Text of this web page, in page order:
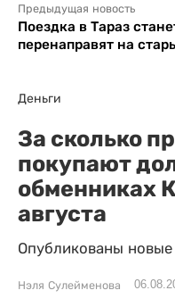
Предыдущая новость
Поездка в Тараз
перенаправят на
Деньги
За сколько
покупают
обменниках
августа
Опубликованы
Нэля Сулейменова